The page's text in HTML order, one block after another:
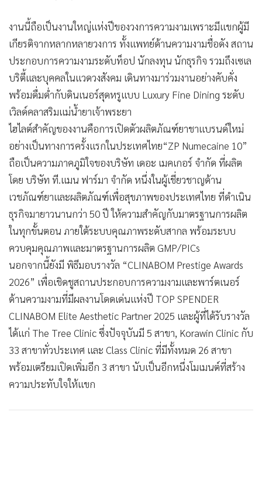
• Gotomanager
งานนี้ถือเป็นงานใหญ่แห่งปีของวงการความงามเพราะมีแขกผู้มี
เกียรติจากหลากหลายวงการ ทั้งแพทย์ด้านความงามชื่อดัง สถาน
ประกอบการความงามระดับท็อป นักลงทุน นักธุรกิจ รวมถึงเซเล
บริตี้และบุคคลในแวดวงสังคม เดินทางมาร่วมงานอย่างคับคั่ง
พร้อมดื่มด่ำกับดินเนอร์สุดหรูแบบ Luxury Fine Dining ระดับ
เวิลด์คลาสริมแม่น้ำยาเจ้าพระยา
ไฮไลต์สำคัญของงานคือการเปิดตัวผลิตภัณฑ์ยาชาแบรนด์ใหม่
อย่างเป็นทางการครั้งแรกในประเทศไทย“ZP Numecaine 10”
ถือเป็นความภาคภูมิใจของบริษัท เดอะ เมคเกอร์ จำกัด ที่ผลิต
โดย บริษัท ที.แมน ฟาร์มา จำกัด หนึ่งในผู้เชี่ยวชาญด้าน
เวชภัณฑ์ยาและผลิตภัณฑ์เพื่อสุขภาพของประเทศไทย ที่ดำเนิน
ธุรกิจมายาวนานกว่า 50 ปี ให้ความสำคัญกับมาตรฐานการผลิต
ในทุกขั้นตอน ภายใต้ระบบคุณภาพระดับสากล พร้อมระบบ
ควบคุมคุณภาพและมาตรฐานการผลิต GMP/PICs
นอกจากนี้ยังมี พิธีมอบรางวัล “CLINABOM Prestige Awards
2026” เพื่อเชิดชูสถานประกอบการความงามและพาร์ตเนอร์
ด้านความงามที่มีผลงานโดดเด่นแห่งปี TOP SPENDER
CLINABOM Elite Aesthetic Partner 2025 และผู้ที่ได้รับรางวัล
ได้แก่ The Tree Clinic ซึ่งปัจจุบันมี 5 สาขา, Korawin Clinic กับ
33 สาขาทั่วประเทศ และ Class Clinic ที่มีทั้งหมด 26 สาขา
พร้อมเตรียมเปิดเพิ่มอีก 3 สาขา นับเป็นอีกหนึ่งโมเมนต์ที่สร้าง
ความประทับใจให้แขก